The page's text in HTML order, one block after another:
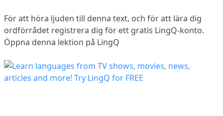
För att höra ljuden till denna text, och för att lära dig
ordförrådet registrera dig för ett gratis LingQ-konto.
Öppna denna lektion på LingQ